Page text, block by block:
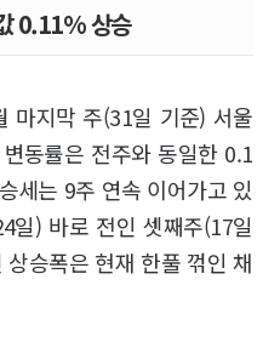
0.11% 상승
마지막 주(31일 기준) 서울
동률은 전주와 동일한 0.1
세는 9주 연속 이어가고 있
일) 바로 전인 셋째주(17일
승폭은 현재 한풀 꺾인 채